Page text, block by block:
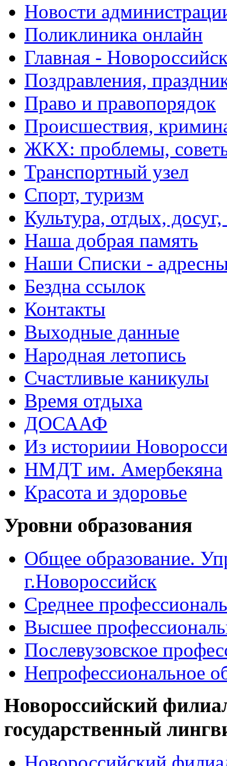
Новости
Поликлиника онлайн
Главная -
Поздравления,
Право и правопорядок
Происшествия,
ЖКХ: проблемы,
Транспортный узел
Спорт, туризм
Культура, отдых,
Наша добрая память
Наши Списки -
Бездна ссылок
Контакты
Выходные данные
Народная летопись
Счастливые каникулы
Время отдыха
ДОСААФ
Из историии
НМДТ им. Амербекяна
Красота и здоровье
Уровни образования
Общее образование.
г.Новороссийск
Среднее
Высшее
Послевузовское
Непрофессиональное
Новороссийский
государственный